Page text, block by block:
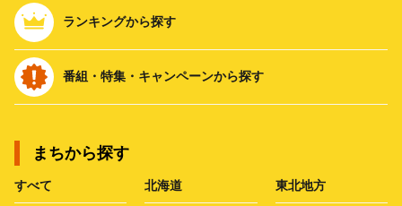
ランキングから探す
番組・特集・キャンペーンから探す
まちから探す
すべて 北海道 東北地方